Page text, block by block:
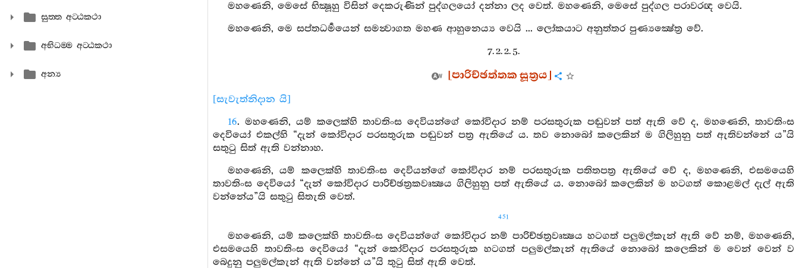
සුත‍්ත අට‍්ඨකථා
අභිධම‍්ම අට‍්ඨකථා
අන්‍ය
මහණෙනි, මෙසේ භික්‍ෂූහු විසින් දෙකරුණින් පුද්ගලයෝ දන්නා ලද වෙත්. මහණෙනි, මෙසේ පුද්ගල පරාවරඥ වෙයි.
මහණෙනි, මෙ සප්තධර්‍මයෙන් සමන්‍වාගත මහණ ආහුනෙය්‍ය වෙයි ... ලෝකයාට අනුත්තර පුණ්‍යක්‍ෂේත්‍ර වේ.
7. 2. 2. 5.
[පාරිච්ඡත්තක සූත්‍රය]
[සැවැත්නිදාන යි]
16. මහණෙනි, යම් කලෙක්හි තාවතිංස දෙවියන්ගේ කෝවිදාර නම් පරසතුරුක පඬුවන් පත් ඇති වේ ද, මහණෙනි, තාවතිංස
දෙවියෝ එකල්හි “දැන් කෝවිදාර පරසතුරුක පඬුවන් පත්‍ර ඇතියේ ය. තව නොබෝ කලෙකින් ම ගිලිහුනු පත් ඇතිවන්නේ ය”යි
සතුටු සිත් ඇති වන්නාහ.
මහණෙනි, යම් කලෙක්හි තාවතිංස දෙවියන්ගේ කෝවිදාර නම් පරසතුරුක පතිතපත්‍ර ඇතියේ වේ ද, මහණෙනි, එසමයෙහි
තාවතිංස දෙවියෝ “දැන් කෝවිදාර පාරිච්ඡත්‍රකවෘක්‍ෂය ගිලිහුනු පත් ඇතියේ ය. නොබෝ කලෙකින් ම හටගත් කොළමල් දැල් ඇති
වන්නේය”යි සතුටු සිතැති වෙත්.
451
මහණෙනි, යම් කලෙක්හි තාවතිංස දෙවියන්ගේ කෝවිදාර නම් පාරිච්ඡත්‍රවෘක්‍ෂය හටගත් පලුමල්කැන් ඇති වේ නම්, මහණෙනි,
එසමයෙහි තාවතිංස දෙවියෝ “දැන් කෝවිදාර පරසතුරුක හටගත් පලුමල්කැන් ඇතියේ නොබෝ කලෙකින් ම වෙන් වෙන් ව
බෙදුනු පලුමල්කැන් ඇති වන්නේ ය”යි තුටු සිත් ඇති වෙත්.